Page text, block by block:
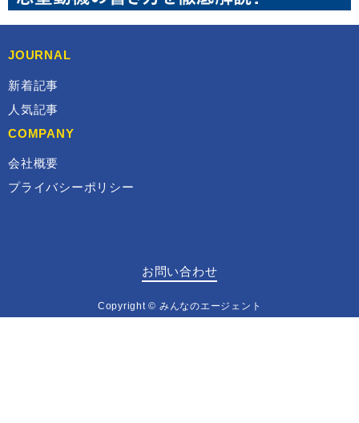
JOURNAL
新着記事
人気記事
COMPANY
会社概要
プライバシーポリシー
お問い合わせ
Copyright © みんなのエージェント